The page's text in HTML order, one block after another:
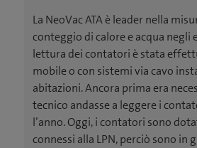
La NeoVac ATA è leader nella
conteggio di calore e acqua negli
lettura dei contatori è stata
mobile o con sistemi via cavo
abitazioni. Ancora prima era
tecnico andasse a leggere i
l’anno. Oggi, i contatori sono
connessi alla LPN, perciò sono in